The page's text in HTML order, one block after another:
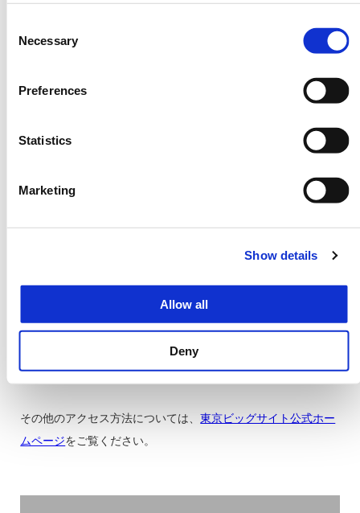
Selection
Necessary
Preferences
Statistics
Marketing
Show details
Allow all
Deny
(勝どき駅前
東16系統 (豊
「東京駅八重洲口」より「東京ビッグサ
門19系統 (豊
「門前仲町」より「東京ビッグサイト」
直行
「新橋(B01)」より「国際展示場(B05)」
「国際展示場」より会場まで徒歩7分
その他のアクセス方法については、東京ビッグサイト公式ホー
ムページをご覧ください。